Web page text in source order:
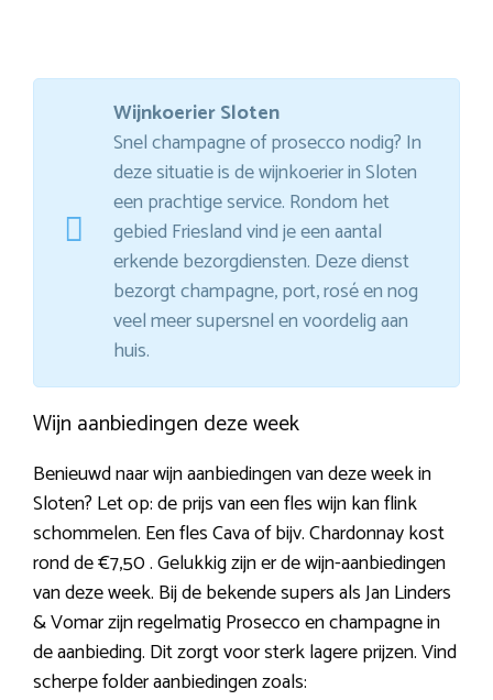
Wijnkoerier Sloten
Snel champagne of prosecco nodig? In
deze situatie is de wijnkoerier in Sloten
een prachtige service. Rondom het
gebied Friesland vind je een aantal
erkende bezorgdiensten. Deze dienst
bezorgt champagne, port, rosé en nog
veel meer supersnel en voordelig aan
huis.
Wijn aanbiedingen deze week
Benieuwd naar wijn aanbiedingen van deze week in
Sloten? Let op: de prijs van een fles wijn kan flink
schommelen. Een fles Cava of bijv. Chardonnay kost
rond de €7,50 . Gelukkig zijn er de wijn-aanbiedingen
van deze week. Bij de bekende supers als Jan Linders
& Vomar zijn regelmatig Prosecco en champagne in
de aanbieding. Dit zorgt voor sterk lagere prijzen. Vind
scherpe folder aanbiedingen zoals: